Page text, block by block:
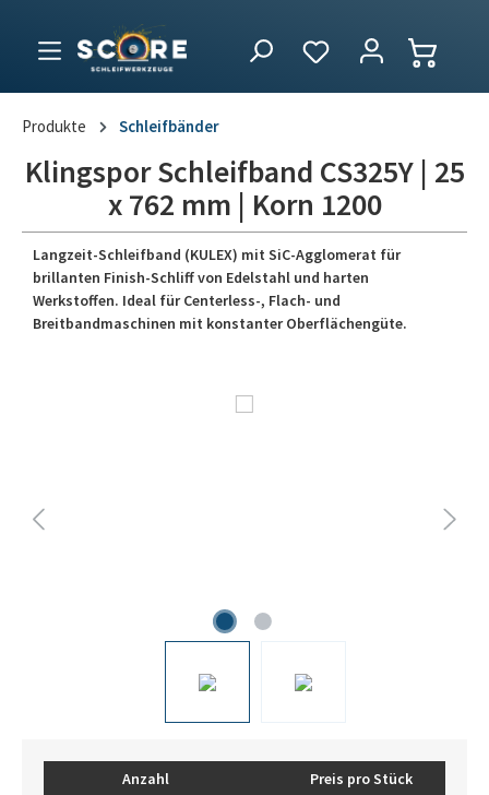
Produkte Schleifbänder
Klingspor Schleifband CS325Y | 25
x 762 mm | Korn 1200
Langzeit-Schleifband (KULEX) mit SiC-Agglomerat für
brillanten Finish-Schliff von Edelstahl und harten
Werkstoffen. Ideal für Centerless-, Flach- und
Breitbandmaschinen mit konstanter Oberflächengüte.
Anzahl
Preis pro Stück